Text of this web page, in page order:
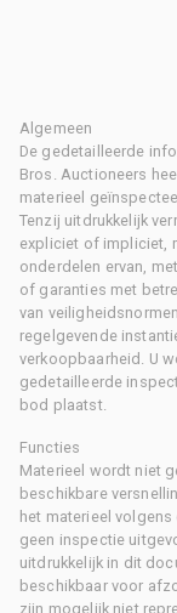
Algemeen
De gedetailleerde
Bros. Auctioneers
materieel
Tenzij uitdrukkelijk
expliciet of impliciet,
onderdelen ervan,
of garanties met
van
regelgevende
verkoopbaarheid. U
gedetailleerde
bod plaatst.
Functies
Materieel wordt niet
beschikbare
het materieel
geen inspectie
uitdrukkelijk in dit
beschikbaar voor
zijn mogelijk niet